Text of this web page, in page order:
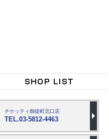
チケッティ御徒町北口店
TEL.03-5812-4463